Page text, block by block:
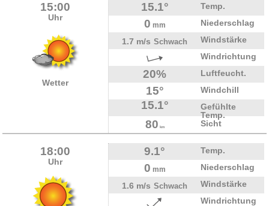
15:00
Uhr
Wetter
15.1° Temp.
0 mm
Niederschlag
1.7 m/s Schwach
Windstärke
Windrichtung
20% Luftfeucht.
15° Windchill
15.1°
Gefühlte
Temp.
80 km Sicht
18:00
Uhr
9.1° Temp.
0 mm
Niederschlag
1.6 m/s Schwach
Windstärke
Windrichtung